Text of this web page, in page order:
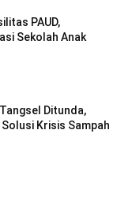
PAUD,
Sekolah Anak
Ditunda,
Krisis Sampah